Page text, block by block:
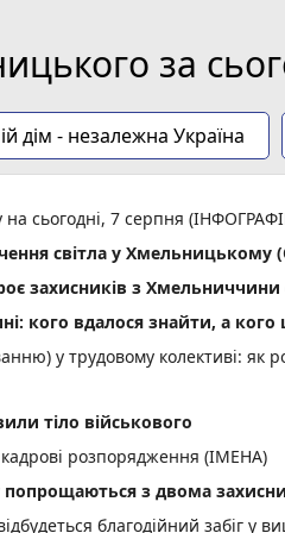
за
дім - незалежна Україна
сьогодні, 7 серпня
світла у
захисників з
кого вдалося знайти, а кого
у трудовому колективі: як
тіло військового
розпорядження (ІМЕНА)
з двома
благодійний забіг у